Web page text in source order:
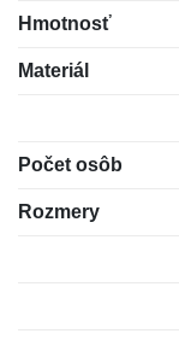
Hmotnosť
Materiál
Počet osôb
Rozmery